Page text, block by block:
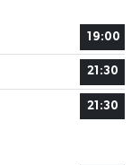
19:00
21:30
21:30